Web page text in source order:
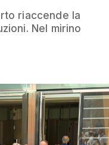
riaccende la
Nel mirino